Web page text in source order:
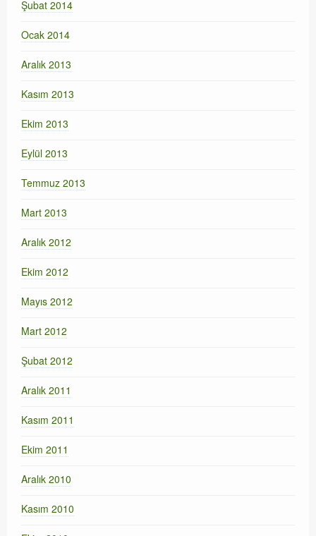
Şubat 2014
Ocak 2014
Aralık 2013
Kasım 2013
Ekim 2013
Eylül 2013
Temmuz 2013
Mart 2013
Aralık 2012
Ekim 2012
Mayıs 2012
Mart 2012
Şubat 2012
Aralık 2011
Kasım 2011
Ekim 2011
Aralık 2010
Kasım 2010